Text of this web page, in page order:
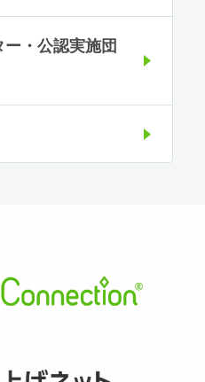
・公認実施団